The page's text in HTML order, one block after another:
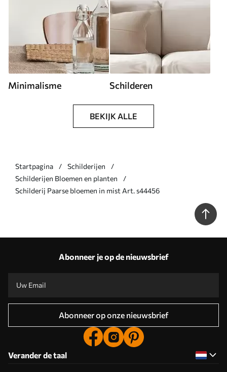
Minimalisme Schilderen
BEKIJK ALLE
Startpagina
Schilderijen
Schilderijen Bloemen en planten
Schilderij Paarse bloemen in mist Art. s44456
Abonneer je op de nieuwsbrief
Abonneer op onze nieuwsbrief
Verander de taal